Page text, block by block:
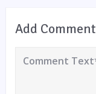
Add Comment